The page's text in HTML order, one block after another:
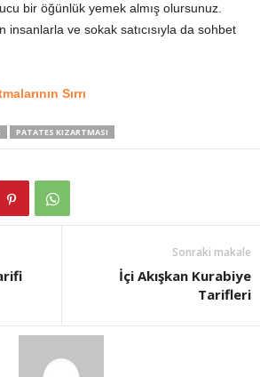
bir öğünlük yemek almış olursunuz.
insanlarla ve sokak satıcısıyla da sohbet
Sırrı
PATATES KIZARTMASI
Sonraki makale
İçi Akışkan Kurabiye
Tarifleri